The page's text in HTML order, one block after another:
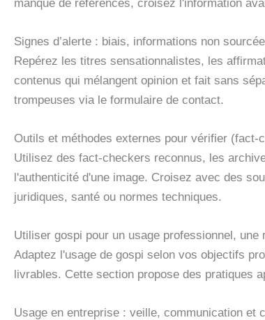
manque de références, croisez l'information
Signes d’alerte : biais, informations non
Repérez les titres sensationnalistes, les
contenus qui mélangent opinion et fait sans
trompeuses via le formulaire de contact.
Outils et méthodes externes pour vérifier
Utilisez des fact-checkers reconnus, les
l'authenticité d'une image. Croisez avec des
juridiques, santé ou normes techniques.
Utiliser gospi pour un usage professionnel,
Adaptez l'usage de gospi selon vos objectifs
livrables. Cette section propose des pratiques
Usage en entreprise : veille, communication et